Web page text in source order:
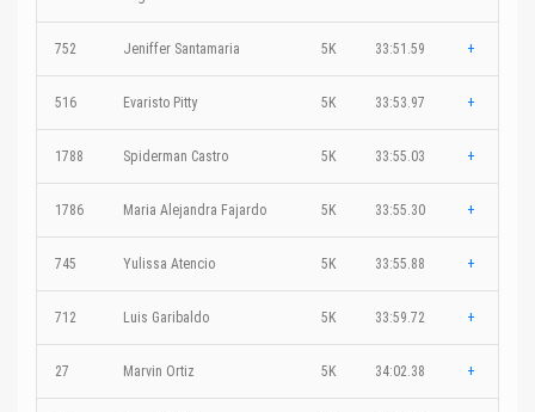
752 Jeniffer Santamaria 5K 33:51.59 +
516 Evaristo Pitty 5K 33:53.97 +
1788 Spiderman Castro 5K 33:55.03 +
1786 Maria Alejandra Fajardo 5K 33:55.30 +
745 Yulissa Atencio 5K 33:55.88 +
712 Luis Garibaldo 5K 33:59.72 +
27 Marvin Ortiz 5K 34:02.38 +